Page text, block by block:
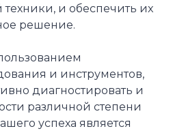
и обеспечить их
решение.
и инструментов,
диагностировать и
различной степени
успеха является